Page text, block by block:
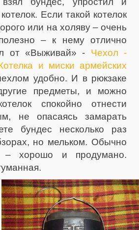
Если такой котелок
или на холяву – очень
– к нему отлично
от «Выживай» - Чехол -
и миски армейских
удобно. И в рюкзаке
предметы, и можно
спокойно отнести
не опасаясь замарать
бундес несколько раз
но мельком. Обычно
хорошо и продумано.